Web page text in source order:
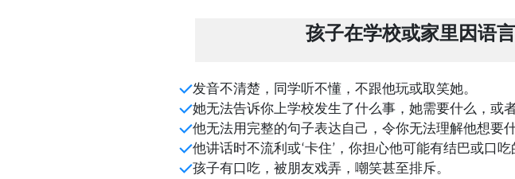
孩子在学校或家里因语
发音不清楚，同学听不懂，不跟他玩或取笑她。
她无法告诉你上学校发生了什么事，她需要什么，或
他无法用完整的句子表达自己，令你无法理解他想要
他讲话时不流利或‘卡住’，你担心他可能有结巴或口吃
孩子有口吃，被朋友戏弄，嘲笑甚至排斥。